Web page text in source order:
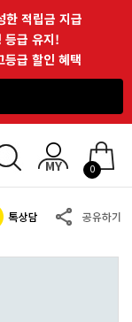
한 적립금 지급
등급 유지!
급 할인 혜택
0